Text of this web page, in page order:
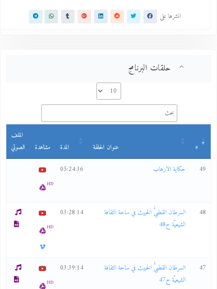
انشرها على
حلقات البرنامج
عنوان الحلقة المدة مشاهدة
الملف
الصوتي
49
حكاية الارهاب 05:24:36
HD
48
السرطان القطبيُّ الخبيث في ساحة الثقافة
الشيعيّة ح48
03:28:14
HD
47
السرطان القطبيُّ الخبيث في ساحة الثقافة
الشيعيّة ح47
03:39:14
HD